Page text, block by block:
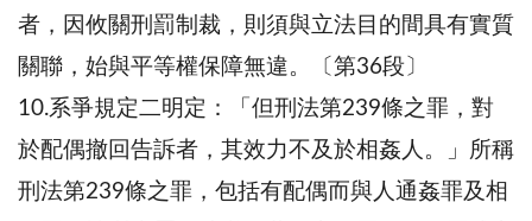
者，因攸關刑罰制裁，則須與立法目的間具有實質
關聯，始與平等權保障無違。〔第36段〕
10.系爭規定二明定：「但刑法第239條之罪，對
於配偶撤回告訴者，其效力不及於相姦人。」所稱
刑法第239條之罪，包括有配偶而與人通姦罪及相